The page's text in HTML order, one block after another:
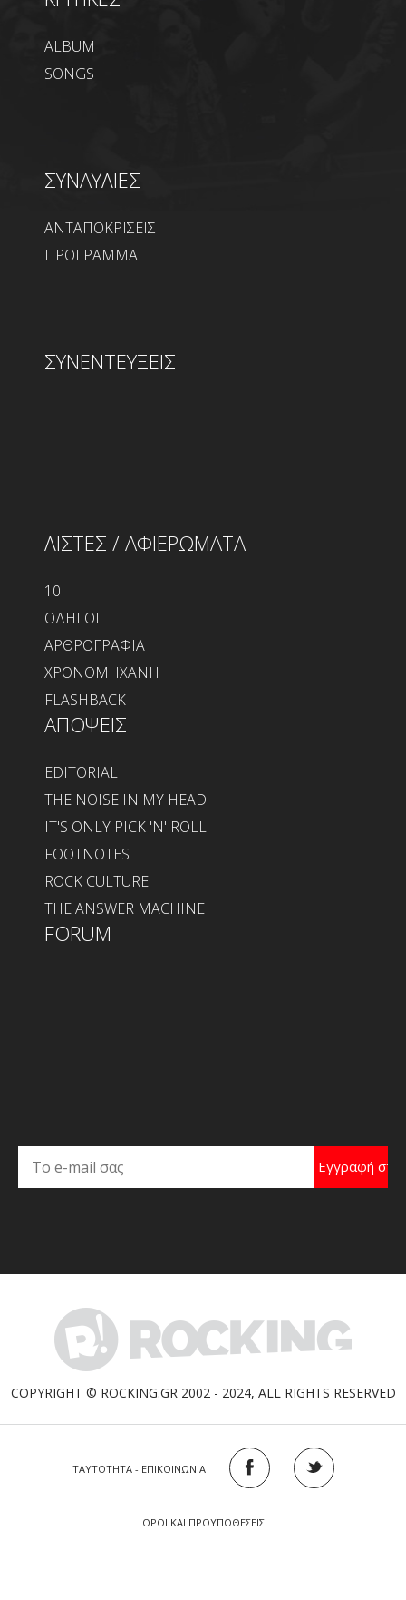
ALBUM
SONGS
ΣΥΝΑΥΛΙΕΣ
ΑΝΤΑΠΟΚΡΙΣΕΙΣ
ΠΡΟΓΡΑΜΜΑ
ΣΥΝΕΝΤΕΥΞΕΙΣ
ΛΙΣΤΕΣ / ΑΦΙΕΡΩΜΑΤΑ
10
ΟΔΗΓΟΙ
ΑΡΘΡΟΓΡΑΦΙΑ
ΧΡΟΝΟΜΗΧΑΝΗ
FLASHBACK
ΑΠΟΨΕΙΣ
EDITORIAL
THE NOISE IN MY HEAD
IT'S ONLY PICK 'N' ROLL
FOOTNOTES
ROCK CULTURE
THE ANSWER MACHINE
FORUM
COPYRIGHT © ROCKING.GR 2002 - 2024, ALL RIGHTS RESERVED
ΤΑΥΤΟΤΗΤΑ - ΕΠΙΚΟΙΝΩΝΙΑ
ΟΡΟΙ ΚΑΙ ΠΡΟΥΠΟΘΕΣΕΙΣ